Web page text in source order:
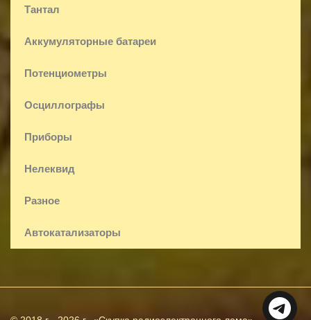
Тантал
Аккумуляторные батареи
Потенциометры
Осциллографы
Приборы
Нелеквид
Разное
Автокатализаторы